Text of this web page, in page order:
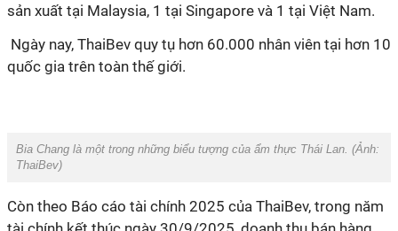
sản xuất tại Malaysia, 1 tại Singapore và 1 tại Việt Nam.
Ngày nay, ThaiBev quy tụ hơn 60.000 nhân viên tại hơn 10
quốc gia trên toàn thế giới.
Bia Chang là một trong những biểu tượng của ẩm thực Thái Lan. (Ảnh:
ThaiBev)
Còn theo Báo cáo tài chính 2025 của ThaiBev, trong năm